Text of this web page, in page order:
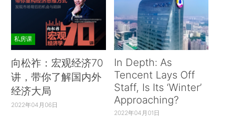
私房课
向松祚：宏观经济70
讲，带你了解国内外
经济大局
2022年04月06日
In Depth: As
Tencent Lays Off
Staff, Is Its ‘Winter’
Approaching?
2022年04月01日